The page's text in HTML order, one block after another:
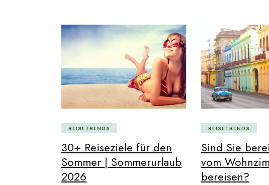
REISETRENDS
30+ Reiseziele für den
Sommer | Sommerurlaub
2026
REISETRENDS
Sind Sie
vom
bereisen?